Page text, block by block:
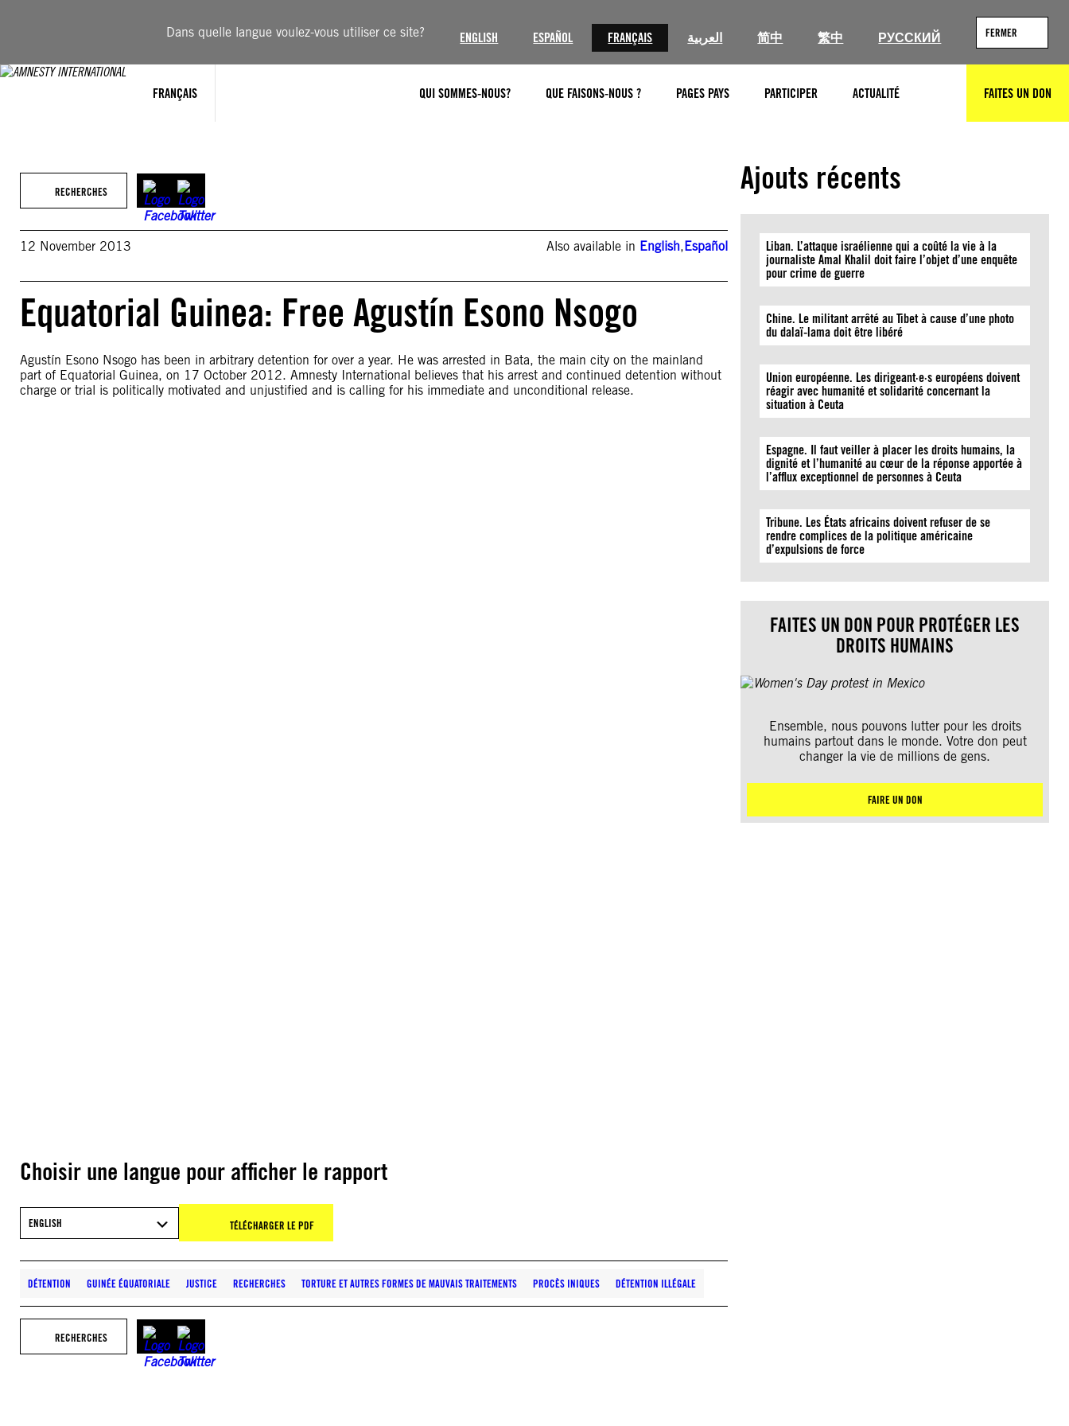
Dans quelle langue voulez-vous utiliser ce site? ENGLISH ESPAÑOL FRANÇAIS العربية 简中 繁中 РУССКИЙ FERMER
FRANÇAIS QUI SOMMES-NOUS? QUE FAISONS-NOUS ? PAGES PAYS PARTICIPER ACTUALITÉ RECHERCHERFAITES UN DON
RECHERCHES
12 November 2013 Also available in English,Español
Equatorial Guinea: Free Agustín Esono Nsogo
Agustín Esono Nsogo has been in arbitrary detention for over a year. He was arrested in Bata, the main city on the mainland
part of Equatorial Guinea, on 17 October 2012. Amnesty International believes that his arrest and continued detention without
charge or trial is politically motivated and unjustified and is calling for his immediate and unconditional release.
Choisir une langue pour afficher le rapport
ENGLISH TÉLÉCHARGER LE PDF
DÉTENTION GUINÉE ÉQUATORIALE JUSTICE RECHERCHES TORTURE ET AUTRES FORMES DE MAUVAIS TRAITEMENTS PROCÈS INIQUES DÉTENTION ILLÉGALE
RECHERCHES
Ajouts récents
Liban. L’attaque israélienne qui a coûté la vie à la
journaliste Amal Khalil doit faire l’objet d’une enquête
pour crime de guerre
Chine. Le militant arrêté au Tibet à cause d’une photo
du dalaï-lama doit être libéré
Union européenne. Les dirigeant·e·s européens doivent
réagir avec humanité et solidarité concernant la
situation à Ceuta
Espagne. Il faut veiller à placer les droits humains, la
dignité et l’humanité au cœur de la réponse apportée à
l’afflux exceptionnel de personnes à Ceuta
Tribune. Les États africains doivent refuser de se
rendre complices de la politique américaine
d’expulsions de force
FAITES UN DON POUR PROTÉGER LES
DROITS HUMAINS
Ensemble, nous pouvons lutter pour les droits
humains partout dans le monde. Votre don peut
changer la vie de millions de gens.
FAIRE UN DON